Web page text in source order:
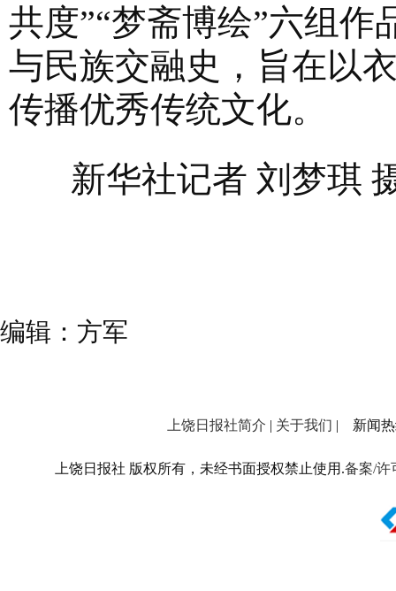
共度”“梦斋博绘”六组
与民族交融史，旨在以
传播优秀传统文化。
新华社记者 刘梦琪
编辑：方军
上饶日报社简介 | 关于我们 | 新闻热
上饶日报社 版权所有，未经书面授权禁止使用.备案/许